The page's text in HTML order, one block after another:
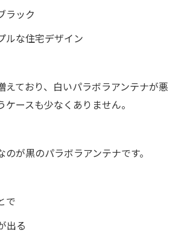
ラック
ルな住宅デザイン
えており、白いパラボラアンテナが悪
ケースも少なくありません。
が黒のパラボラアンテナです。
で
出る